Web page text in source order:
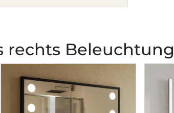
rechts Beleuchtung